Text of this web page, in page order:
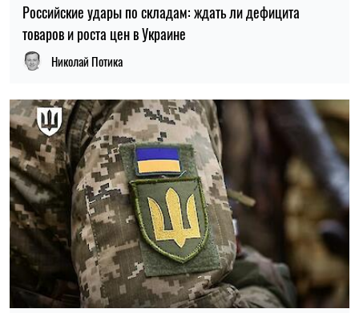
Российские удары по складам: ждать ли дефицита
товаров и роста цен в Украине
Николай Потика